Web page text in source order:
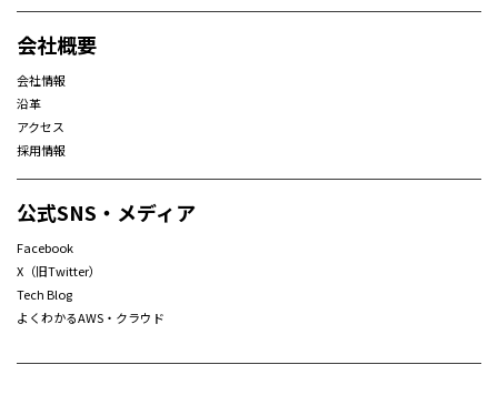
会社概要
会社情報
沿革
アクセス
採用情報
公式SNS・メディア
Facebook
X（旧Twitter）
Tech Blog
よくわかるAWS・クラウド